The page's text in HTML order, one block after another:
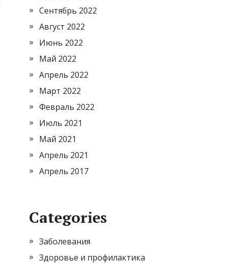
Сентябрь 2022
Август 2022
Июнь 2022
Май 2022
Апрель 2022
Март 2022
Февраль 2022
Июль 2021
Май 2021
Апрель 2021
Апрель 2017
Categories
Заболевания
Здоровье и профилактика